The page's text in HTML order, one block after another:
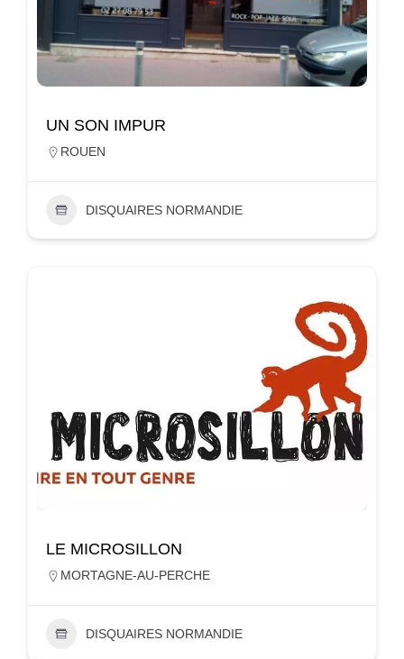
UN SON IMPUR
ROUEN
DISQUAIRES NORMANDIE
LE MICROSILLON
MORTAGNE-AU-PERCHE
DISQUAIRES NORMANDIE